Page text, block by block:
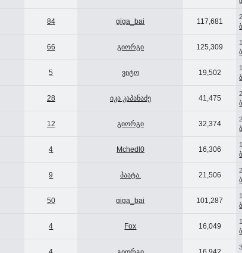
84 giga_bai 117,681
66 გიორგი 125,309
5 ვიტო 19,502
28 იკა კაპანაძე 41,475
12 გიორგი 32,374
4 Mchedl0 16,306
9 პაატა. 21,506
50 giga_bai 101,287
4 Fox 16,049